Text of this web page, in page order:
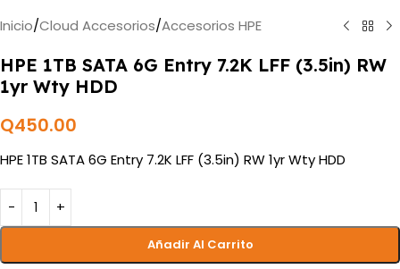
Inicio/Cloud Accesorios/Accesorios HPE
HPE 1TB SATA 6G Entry 7.2K LFF (3.5in) RW
1yr Wty HDD
Q450.00
HPE 1TB SATA 6G Entry 7.2K LFF (3.5in) RW 1yr Wty HDD
Añadir Al Carrito